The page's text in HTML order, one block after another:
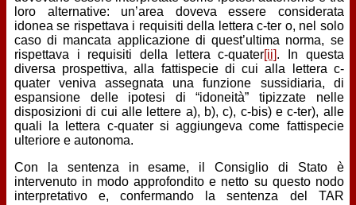
loro alternative: un’area doveva essere considerata
idonea se rispettava i requisiti della lettera c-ter o, nel solo
caso di mancata applicazione di quest’ultima norma, se
rispettava i requisiti della lettera c-quater[ii]. In questa
diversa prospettiva, alla fattispecie di cui alla lettera c-
quater veniva assegnata una funzione sussidiaria, di
espansione delle ipotesi di “idoneità” tipizzate nelle
disposizioni di cui alle lettere a), b), c), c-bis) e c-ter), alle
quali la lettera c-quater si aggiungeva come fattispecie
ulteriore e autonoma.
Con la sentenza in esame, il Consiglio di Stato è
intervenuto in modo approfondito e netto su questo nodo
interpretativo e, confermando la sentenza del TAR